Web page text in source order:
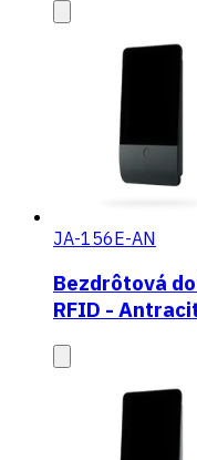
JA-156E-AN
Bezdrôtová
RFID -